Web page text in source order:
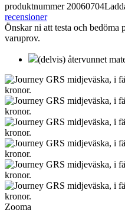
produktnummer 20060704
recensioner
Önskar ni att testa och bedöma
varuprov.
(delvis) återvunnet
Zooma